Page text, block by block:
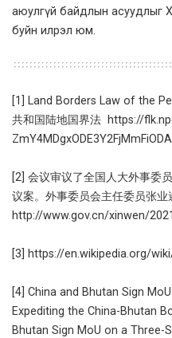
аюулгүй байдлын асуудлыг
буйн илрэл юм.
[1]
Land Borders Law of the
共和国陆地国界法 https://
[2] 会议审议了全国人大外事委
议案。外事委员会主任委员张业
http://www.gov.cn/xinwen/
[3] https://en.wikipedia.org/
[4] China and Bhutan Sign
Expediting the China-Bhutan
Bhutan Sign MoU on a